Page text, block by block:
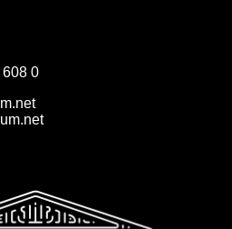
608 0